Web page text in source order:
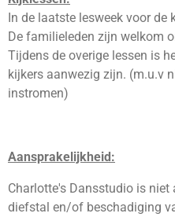
In de laatste lesweek voor de
De familieleden zijn welkom
Tijdens de overige lessen is
kijkers aanwezig zijn. (m.u.v
instromen)
Aansprakelijkheid:
Charlotte's Dansstudio is niet
diefstal en/of beschadiging